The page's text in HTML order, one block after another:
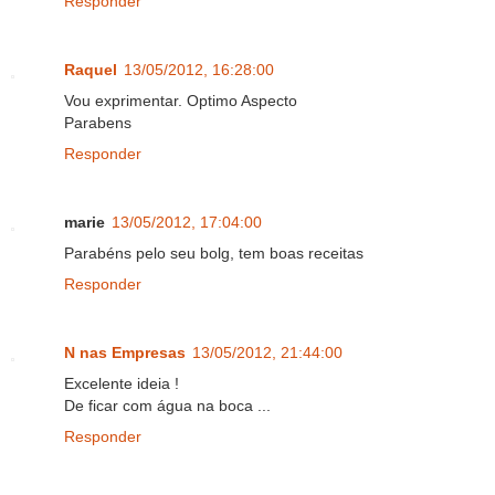
Raquel 13/05/2012, 16:28:00
Vou exprimentar. Optimo Aspecto
Parabens
Responder
marie 13/05/2012, 17:04:00
Parabéns pelo seu bolg, tem boas receitas
Responder
N nas Empresas 13/05/2012, 21:44:00
Excelente ideia !
De ficar com água na boca ...
Responder